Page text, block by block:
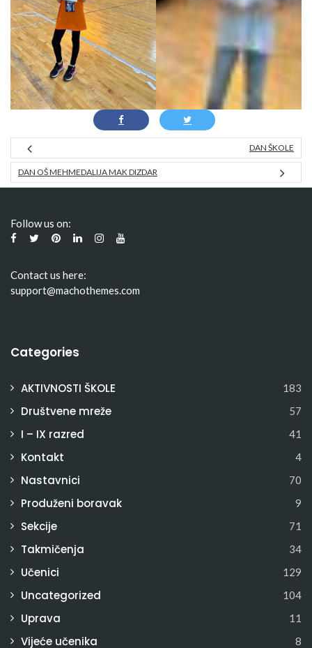
DAN ŠKOLE
DAN OŠ MEHMEDALIJA MAK DIZDAR
Follow us on:
Contact us here:
support@machothemes.com
Categories
AKTIVNOSTI ŠKOLE 183
Društvene mreže 57
I – IX razred 41
Kontakt 4
Nastavnici 70
Produženi boravak 9
Sekcije 71
Takmičenja 34
Učenici 129
Uncategorized 104
Uprava 11
Vijeće učenika 8